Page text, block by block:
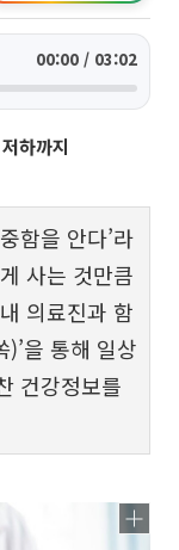
00:00 / 03:02
하까지
함을 안다’라
사는 것만큼
의료진과 함
을 통해 일상
건강정보를